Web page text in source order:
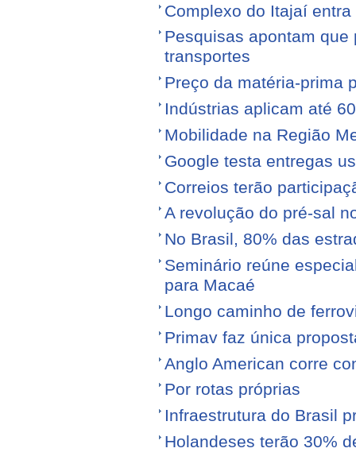
Complexo do Itajaí
Pesquisas apontam
transportes
Preço da matéria-prima
Indústrias aplicam até
Mobilidade na Região
Google testa entregas
Correios terão
A revolução do pré-sal
No Brasil, 80% das
Seminário reúne
para Macaé
Longo caminho de
Primav faz única
Anglo American corre
Por rotas próprias
Infraestrutura do Brasil
Holandeses terão 30%